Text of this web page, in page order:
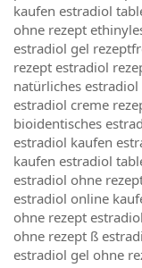
kaufen estradiol
ohne rezept
estradiol gel
rezept estradiol
natürliches
estradiol creme
bioidentisches
estradiol kaufen
kaufen estradiol
estradiol ohne
estradiol online
ohne rezept
ohne rezept ß
estradiol gel ohne